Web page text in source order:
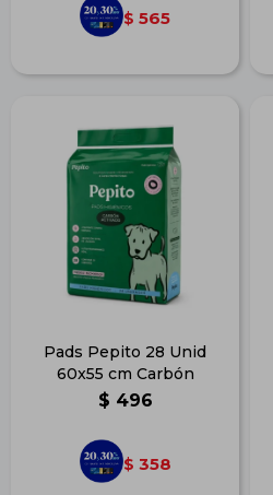
$ 565
Pads Pepito 28 Unid
60x55 cm Carbón
$ 496
$ 358